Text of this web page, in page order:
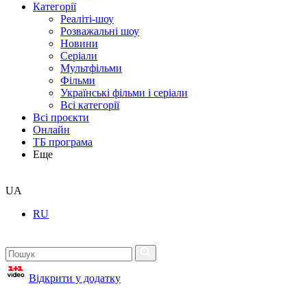
Категорії
Реаліті-шоу
Розважальні шоу
Новини
Серіали
Мультфільми
Фільми
Українські фільми і серіали
Всі категорії
Всі проєкти
Онлайн
ТБ програма
Еще
UA
RU
Відкрити у додатку